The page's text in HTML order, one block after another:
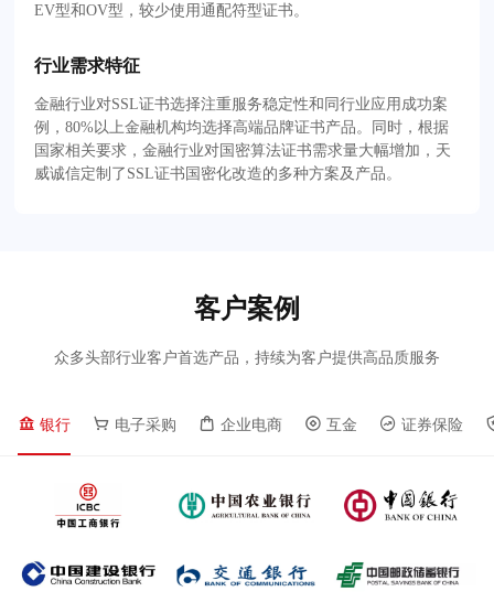
EV型和OV型，较少使用通配符型证书。
行业需求特征
金融行业对SSL证书选择注重服务稳定性和同行业应用成功案
例，80%以上金融机构均选择高端品牌证书产品。同时，根据
国家相关要求，金融行业对国密算法证书需求量大幅增加，天
威诚信定制了SSL证书国密化改造的多种方案及产品。
客户案例
众多头部行业客户首选产品，持续为客户提供高品质服务
银行 电子采购 企业电商 互金 证券保险